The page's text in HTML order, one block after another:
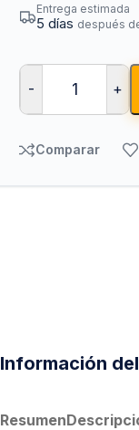
Entrega estimada
5 días después
- +
Comparar
Información
Resumen